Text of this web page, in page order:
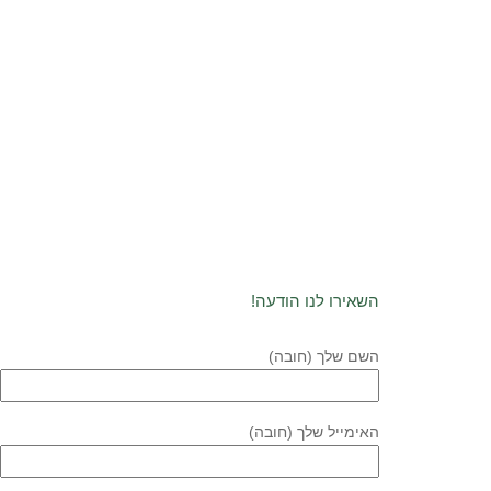
השאירו לנו הודעה!
השם שלך (חובה)
האימייל שלך (חובה)